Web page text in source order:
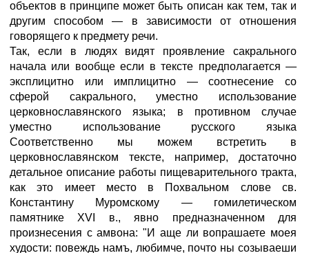
объектов в принципе может быть описан как тем, так и
другим способом — в зависимости от отношения
говорящего к предмету речи.
Так, если в людях видят проявление сакрального
начала или вообще если в тексте предполагается —
эксплицитно или имплицитно — соотнесение со
сферой сакрального, уместно использование
церковнославянского языка; в противном случае
уместно использование русского языка
Соответственно мы можем встретить в
церковнославянском тексте, например, достаточно
детальное описание работы пищеварительного тракта,
как это имеет место в Похвальном слове св.
Константину Муромскому — гомилетическом
памятнике XVI в., явно предназначенном для
произнесения с амвона: "И аще ли вопрашаете моея
худости: повеждь намъ, любимче, почто ны созываеши